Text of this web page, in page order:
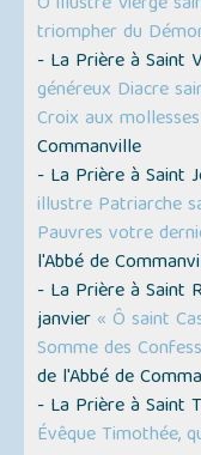
triompher du
- La Prière à Saint
généreux Diacre
Croix aux
Commanville
- La Prière à Saint
illustre Patriarche
Pauvres votre
l'Abbé de
- La Prière à Saint
janvier « Ô saint
Somme des
de l'Abbé de
- La Prière à Saint
Évêque Timothée,